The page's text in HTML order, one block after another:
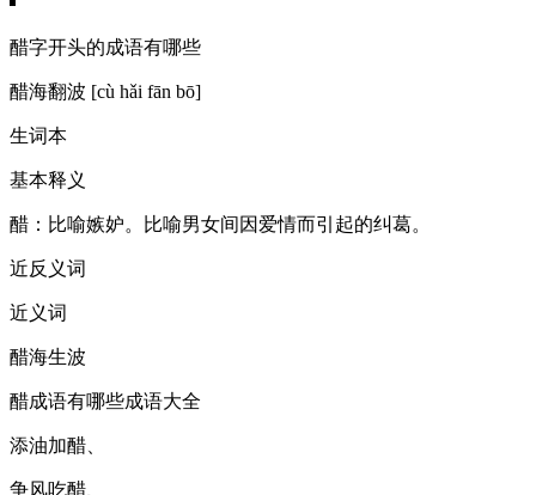
醋字开头的成语有哪些
醋海翻波 [cù hǎi fān bō]
生词本
基本释义
醋：比喻嫉妒。比喻男女间因爱情而引起的纠葛。
近反义词
近义词
醋海生波
醋成语有哪些成语大全
添油加醋、
争风吃醋、